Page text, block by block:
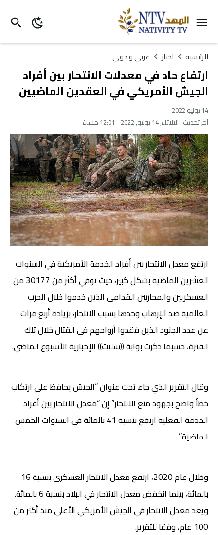
الرئيسية اخبار عربي و دولي
ارتفاع حاد في معدلات الانتحار بين أفراد
الجيش الأمريكي في العقدين الماضيين
14 يونيو 2022
آخر تحديث : الثلاثاء, 14 يونيو, 2022 - 12:01 مساءً
ارتفع معدل الانتحار بين أفراد الخدمة الأمريكية في السنوات
العشرين الماضية بشكل كبير، حيث توفي أكثر من 30177 من
العسكريين والمحاربين القدامى الذين خدموا خلال الحرب
العالمية ضد الإرهاب وحدها بسبب الانتحار، بزيادة أربع مرات
عن عدد الجنود الذين فقدوا أرواحهم في القتال خلال تلك
الفترة، حسبما ذكرت بوابة ((سليت)) الإخبارية الأسبوع الماضي.
وقال التقرير الذي جاء تحت عنوان “الجيش يحافظ على ارتكاب
خطأ واضح بجهود منع الانتحار” إن “معدل الانتحار بين أفراد
الخدمة الفعلية ارتفع بنسبة 41 بالمائة في السنوات الخمس
الماضية.”
وخلال عام 2020، ارتفع معدل الانتحار العسكري بنسبة 16
بالمائة، بينما انخفض معدل الانتحار في البلاد بنسبة 6 بالمائة.
ويعد معدل الانتحار في الجيش الأمريكي الأعلى منذ أكثر من
100 عام، وفقا للتقرير.